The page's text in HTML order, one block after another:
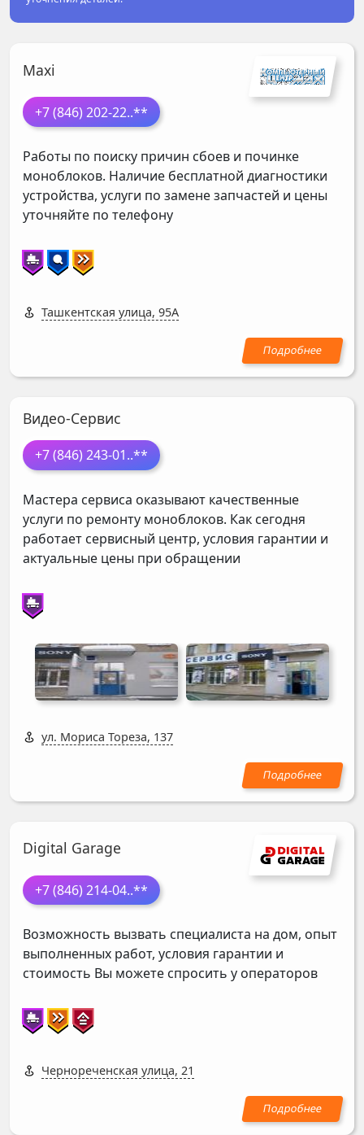
Maxi
+7 (846) 202-22..**
Работы по поиску причин сбоев и починке
моноблоков. Наличие бесплатной диагностики
устройства, услуги по замене запчастей и цены
уточняйте по телефону
Ташкентская улица, 95А
Видео-Сервис
+7 (846) 243-01..**
Мастера сервиса оказывают качественные
услуги по ремонту моноблоков. Как сегодня
работает сервисный центр, условия гарантии и
актуальные цены при обращении
ул. Мориса Тореза, 137
Digital Garage
+7 (846) 214-04..**
Возможность вызвать специалиста на дом, опыт
выполненных работ, условия гарантии и
стоимость Вы можете спросить у операторов
Чернореченская улица, 21